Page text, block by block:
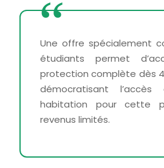
Une offre spécialement
étudiants permet
protection complète dès
démocratisant l’accès
habitation pour cette
revenus limités.